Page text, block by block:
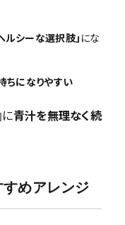
ルシーな選択肢」 にな
ちになりやすい
青汁を無理なく続
めアレンジ